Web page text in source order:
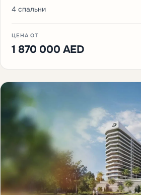
4 спальни
ЦЕНА ОТ
1 870 000 AED